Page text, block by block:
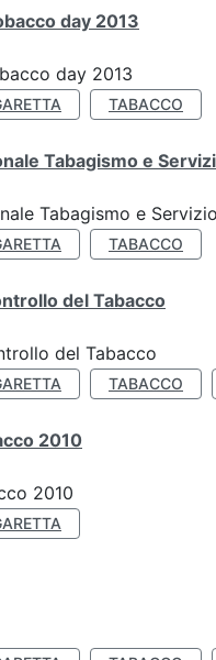
day 2013
day 2013
TABACCO
Tabagismo e
Tabagismo e
TABACCO
del Tabacco
del Tabacco
TABACCO
2010
2010